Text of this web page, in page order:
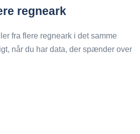
regneark
fra flere regneark i det samme
når du har data, der spænder over